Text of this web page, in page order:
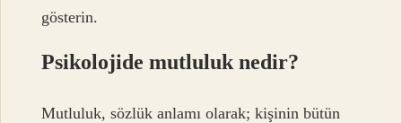
gösterin.
Psikolojide mutluluk nedir?
Mutluluk, sözlük anlamı olarak; kişinin bütün